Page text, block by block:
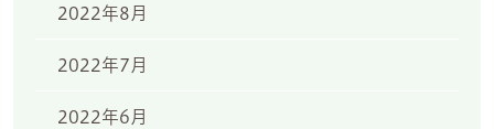
2022年8月
2022年7月
2022年6月